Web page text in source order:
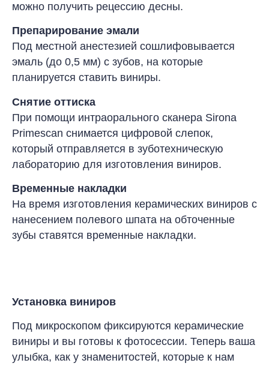
можно получить рецессию десны.
Препарирование эмали
Под местной анестезией сошлифовывается
эмаль (до 0,5 мм) с зубов, на которые
планируется ставить виниры.
Снятие оттиска
При помощи интраорального сканера Sirona
Primescan снимается цифровой слепок,
который отправляется в зуботехническую
лабораторию для изготовления виниров.
Временные накладки
На время изготовления керамических виниров с
нанесением полевого шпата на обточенные
зубы ставятся временные накладки.
Установка виниров
Под микроскопом фиксируются керамические
виниры и вы готовы к фотосессии. Теперь ваша
улыбка, как у знаменитостей, которые к нам